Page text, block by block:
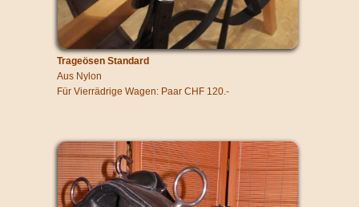
Trageösen Standard
Aus Nylon
Für Vierrädrige Wagen: Paar CHF 120.-